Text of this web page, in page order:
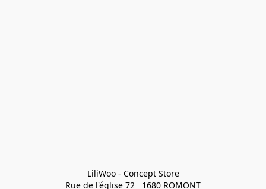
LiliWoo - Concept Store
Rue de l'église 72   1680 ROMONT